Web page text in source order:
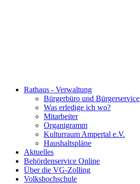
Rathaus - Verwaltung
Bürgerbüro und Bürgerservice
Was erledige ich wo?
Mitarbeiter
Organigramm
Kulturraum Ampertal e.V.
Haushaltspläne
Aktuelles
Behördenservice Online
Über die VG-Zolling
Volkshochschule